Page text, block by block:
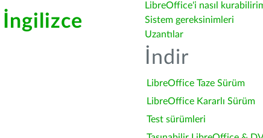
İngilizce
LibreOffice'i nasıl
Sistem gereksinimleri
Uzantılar
İndir
LibreOffice Taze Sürüm
LibreOffice Kararlı Sürüm
Test sürümleri